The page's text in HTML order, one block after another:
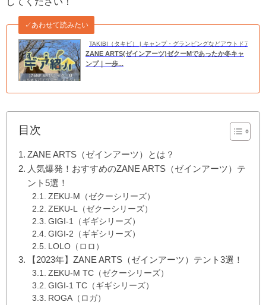
TAKIBI（タキビ） | キャンプ・グランピングなどアウトドアの総
✓あわせて読みたい
ZANE ARTS(ゼインアーツ)ゼクーMであったか冬キャ
ンプ｜一歩...
目次
ZANE ARTS（ゼインアーツ）とは？
人気爆発！おすすめのZANE ARTS（ゼインアーツ）テ
ント5選！
ZEKU-M（ゼクーシリーズ）
ZEKU-L（ゼクーシリーズ）
GIGI-1（ギギシリーズ）
GIGI-2（ギギシリーズ）
LOLO（ロロ）
【2023年】ZANE ARTS（ゼインアーツ）テント3選！
ZEKU-M TC（ゼクーシリーズ）
GIGI-1 TC（ギギシリーズ）
ROGA（ロガ）